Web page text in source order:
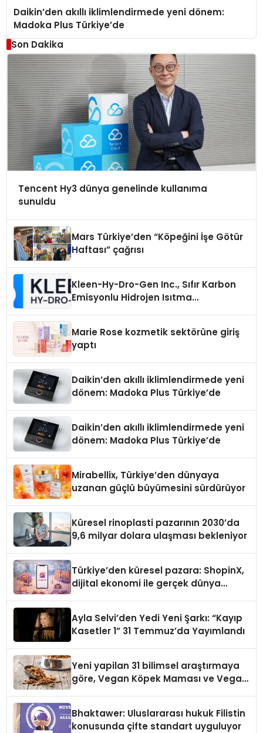
Daikin’den akıllı iklimlendirmede yeni dönem:
Madoka Plus Türkiye’de
Son Dakika
Tencent Hy3 dünya genelinde kullanıma
sunuldu
Mars Türkiye’den “Köpeğini İşe Götür
Haftası” çağrısı
Kleen-Hy-Dro-Gen Inc., Sıfır Karbon
Emisyonlu Hidrojen Isıtma
Marie Rose kozmetik sektörüne giriş
yaptı
Daikin’den akıllı iklimlendirmede yeni
dönem: Madoka Plus Türkiye’de
Daikin’den akıllı iklimlendirmede yeni
dönem: Madoka Plus Türkiye’de
Mirabellix, Türkiye’den dünyaya
uzanan güçlü büyümesini sürdürüyor
Küresel rinoplasti pazarının 2030’da
9,6 milyar dolara ulaşması bekleniyor
Türkiye’den küresel pazara: ShopinX,
dijital ekonomi ile gerçek dünya
Ayla Selvi’den Yedi Yeni Şarkı: “Kayıp
Kasetler 1” 31 Temmuz’da Yayımlandı
Yeni yapilan 31 bilimsel araştırmaya
göre, Vegan Köpek Maması ve Vegan
Bhaktawer: Uluslararası hukuk Filistin
konusunda çifte standart uyguluyor